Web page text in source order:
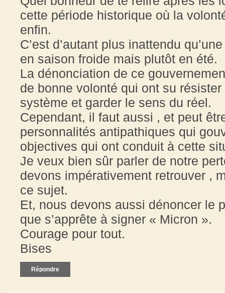
cette période historique où la
enfin.
C’est d’autant plus inattendu
en saison froide mais plutôt en été.
La dénonciation de ce
de bonne volonté qui ont su
système et garder le sens du réel.
Cependant, il faut aussi , et peut
personnalités antipathiques qui
objectives qui ont conduit à cette
Je veux bien sûr parler de notre
devons impérativement retrouver ,
ce sujet.
Et, nous devons aussi dénoncer le
que s’apprête à signer « Micron ».
Courage pour tout.
Bises
Répondre